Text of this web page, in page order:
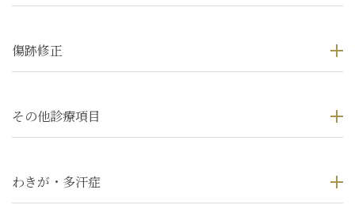
傷跡修正
その他診療項目
わきが・多汗症